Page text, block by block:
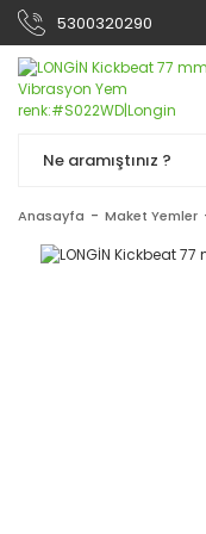
5300320290
Anasayfa Maket Yemler